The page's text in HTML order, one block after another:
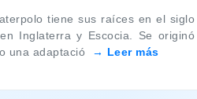
tiene sus raíces en el siglo
Inglaterra y Escocia. Se originó
una adaptació
Leer más